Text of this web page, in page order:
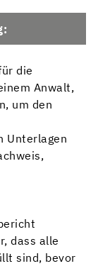
die
Anwalt,
um den
Unterlagen
dass alle
sind, bevor